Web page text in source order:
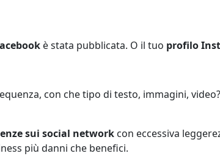
è stata pubblicata. O il tuo profilo
con che tipo di testo, immagini,
sui social network con eccessiva
più danni che benefici.